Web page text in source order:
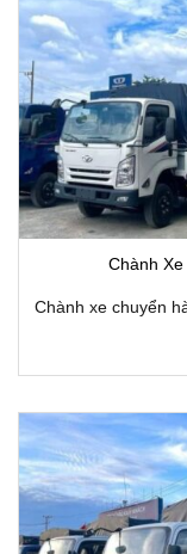
Chành
Chành xe chuyển